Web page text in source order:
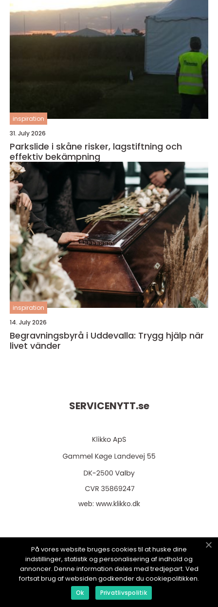
inspiration
31. July 2026
Parkslide i skåne risker, lagstiftning och
effektiv bekämpning
inspiration
14. July 2026
Begravningsbyrå i Uddevalla: Trygg hjälp när
livet vänder
SERVICENYTT.se
web: www.klikko.dk
Menu
Annonsering
Om oss
På vores website bruges cookies til at huske dine
indstillinger, statistik og personalisering af indhold og
annoncer. Denne information deles med tredjepart. Ved
fortsat brug af websiden godkender du cookiepolitikken.
Ok Privatlivspolitik